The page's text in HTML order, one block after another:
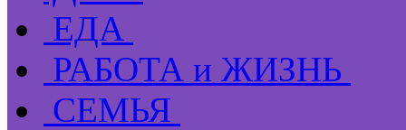
ЕДА
РАБОТА и ЖИЗНЬ
СЕМЬЯ